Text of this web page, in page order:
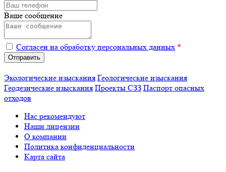
Ваше сообщение
Согласен на обработку персональных данных *
Экологические изыскания Геологические изыскания
Геодезические изыскания Проекты СЗЗ Паспорт опасных
отходов
Нас рекомендуют
Наши лицензии
О компании
Политика конфиденциальности
Карта сайта